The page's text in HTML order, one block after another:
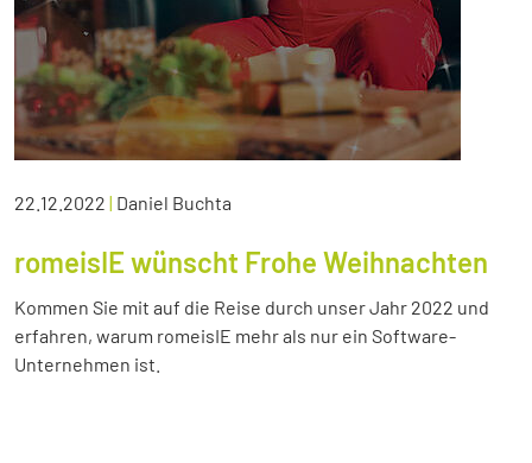
22.12.2022 | Daniel Buchta
romeisIE wünscht Frohe Weihnachten
Kommen Sie mit auf die Reise durch unser Jahr 2022 und
erfahren, warum romeisIE mehr als nur ein Software-
Unternehmen ist.